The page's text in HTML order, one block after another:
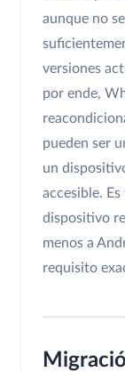
aunque no
versiones
por ende,
pueden ser
un
accesible.
dispositivo
menos a
requisito